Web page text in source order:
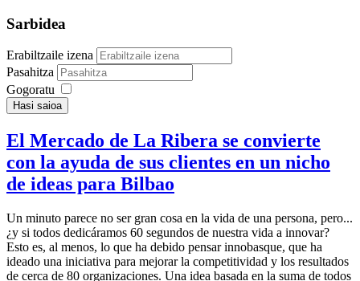
Sarbidea
Erabiltzaile izena
Pasahitza
Gogoratu
Hasi saioa
El Mercado de La Ribera se convierte
con la ayuda de sus clientes en un nicho
de ideas para Bilbao
Un minuto parece no ser gran cosa en la vida de una persona, pero...
¿y si todos dedicáramos 60 segundos de nuestra vida a innovar?
Esto es, al menos, lo que ha debido pensar innobasque, que ha
ideado una iniciativa para mejorar la competitividad y los resultados
de cerca de 80 organizaciones. Una idea basada en la suma de todos